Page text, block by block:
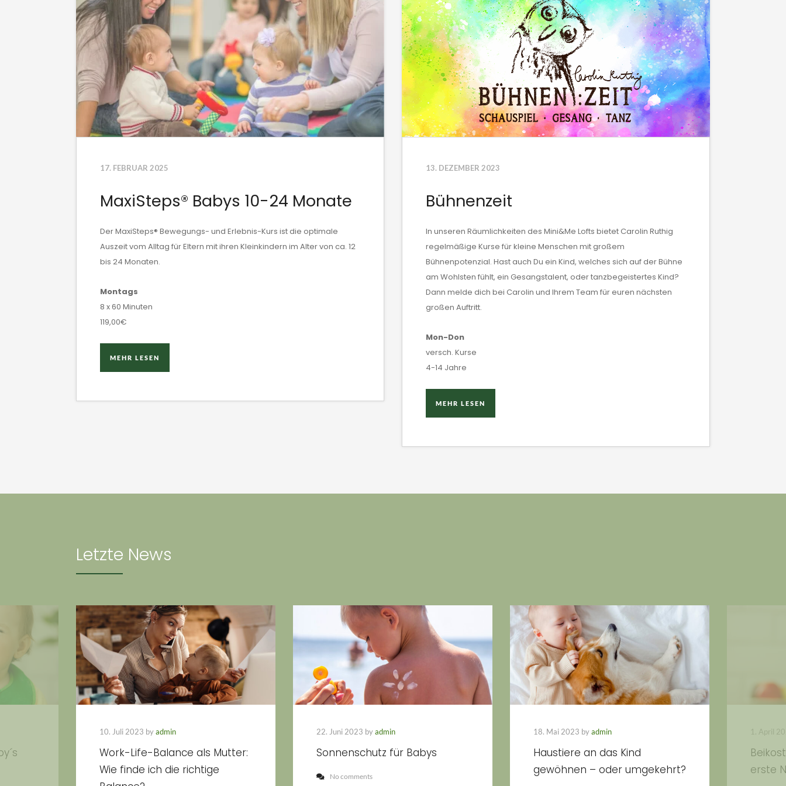
17. FEBRUAR 2025
MaxiSteps® Babys 10-24 Monate
Der MaxiSteps® Bewegungs- und Erlebnis-Kurs ist die optimale
Auszeit vom Alltag für Eltern mit ihren Kleinkindern im Alter von ca. 12
bis 24 Monaten.
Montags
8 x 60 Minuten
119,00€
MEHR LESEN
13. DEZEMBER 2023
Bühnenzeit
In unseren Räumlichkeiten des Mini&Me Lofts bietet Carolin Ruthig
regelmäßige Kurse für kleine Menschen mit großem
Bühnenpotenzial. Hast auch Du ein Kind, welches sich auf der Bühne
am Wohlsten fühlt, ein Gesangstalent, oder tanzbegeistertes Kind?
Dann melde dich bei Carolin und Ihrem Team für euren nächsten
großen Auftritt.
Mon-Don
versch. Kurse
4-14 Jahre
MEHR LESEN
Letzte News
10. Juli 2023 byadmin
Work-Life-Balance als Mutter:
Wie finde ich die richtige
22. Juni 2023 byadmin
Sonnenschutz für Babys
No comments
18. Mai 2023 byadmin
Haustiere an das Kind
gewöhnen – oder umgekehrt?
1. April
erste